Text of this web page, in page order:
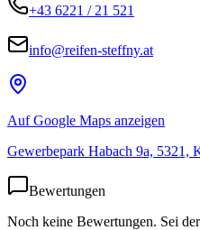
+43 6221 / 21 521
info@reifen-steffny.at
Auf Google Maps anzeigen
Gewerbepark Habach 9a, 5321,
Bewertungen
Noch keine Bewertungen. Sei